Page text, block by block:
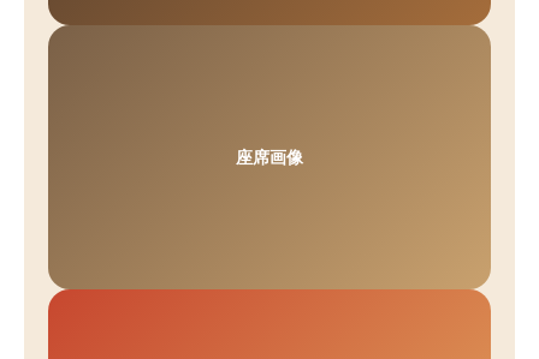
座席画像